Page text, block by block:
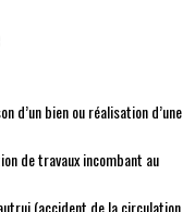
d’un bien ou réalisation d’une
de travaux incombant au
(accident de la circulation,